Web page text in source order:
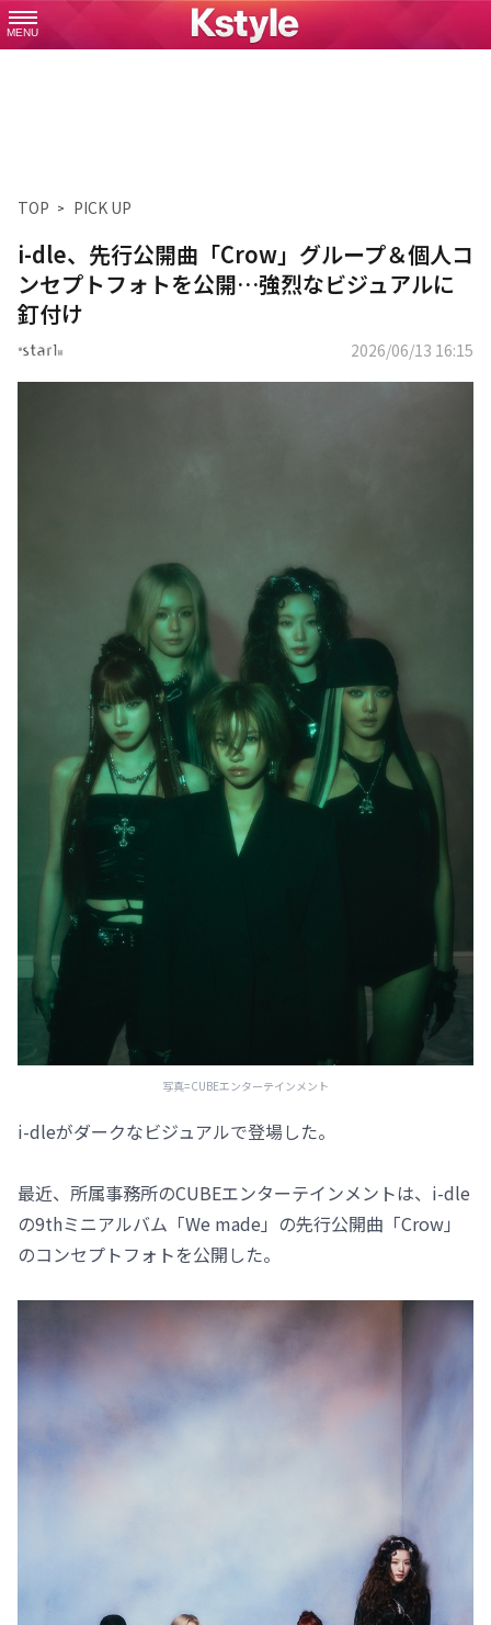
MENU
TOP PICK UP
i-dle、先行公開曲「Crow」グループ＆個人コ
ンセプトフォトを公開…強烈なビジュアルに
釘付け
2026/06/13 16:15
写真=CUBEエンターテインメント
i-dleがダークなビジュアルで登場した。
最近、所属事務所のCUBEエンターテインメントは、i-dle
の9thミニアルバム「We made」の先行公開曲「Crow」
のコンセプトフォトを公開した。